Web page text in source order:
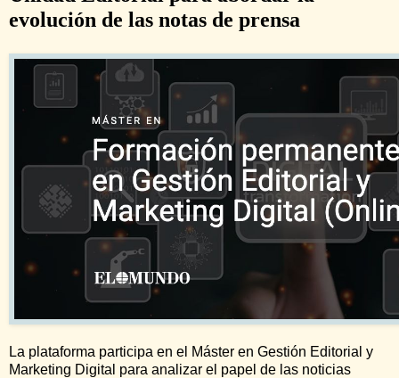
evolución de las notas de prensa
La plataforma participa en el Máster en Gestión Editorial y
Marketing Digital para analizar el papel de las noticias